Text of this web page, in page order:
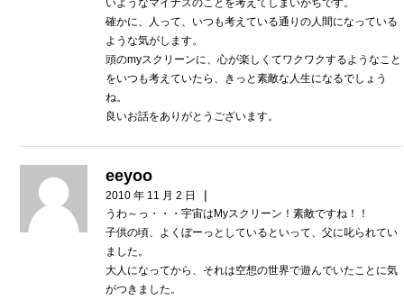
確かに、人って、いつも考えている通りの人間になっている
ような気がします。
頭のmyスクリーンに、心が楽しくてワクワクするようなこと
をいつも考えていたら、きっと素敵な人生になるでしょう
ね。
良いお話をありがとうございます。
eeyoo
2010 年 11 月 2 日 |
うわ～っ・・・宇宙はMyスクリーン！素敵ですね！！
子供の頃、よくぼーっとしているといって、父に叱られてい
ました。
大人になってから、それは空想の世界で遊んでいたことに気
がつきました。